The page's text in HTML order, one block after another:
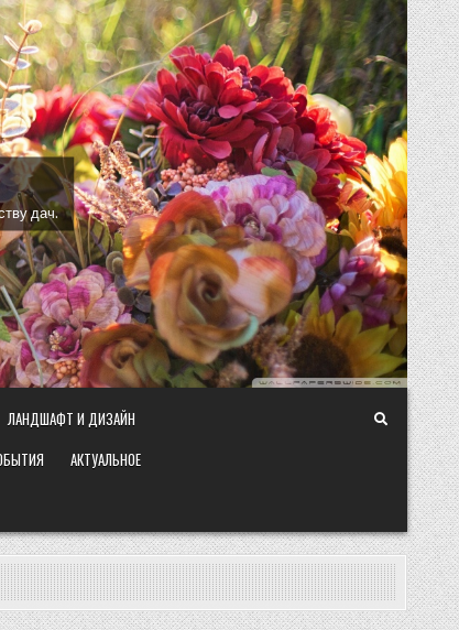
дач.
ЛАНДШАФТ И ДИЗАЙН
АКТУАЛЬНОЕ